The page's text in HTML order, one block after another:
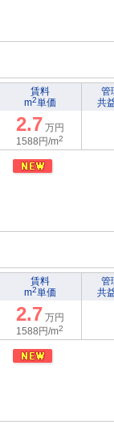
賃料
m2単価
管
共
2.7 万円
1588円/m2
賃料
m2単価
管
共
2.7 万円
1588円/m2